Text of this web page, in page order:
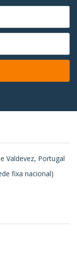
Valdevez, Portugal
fixa nacional)